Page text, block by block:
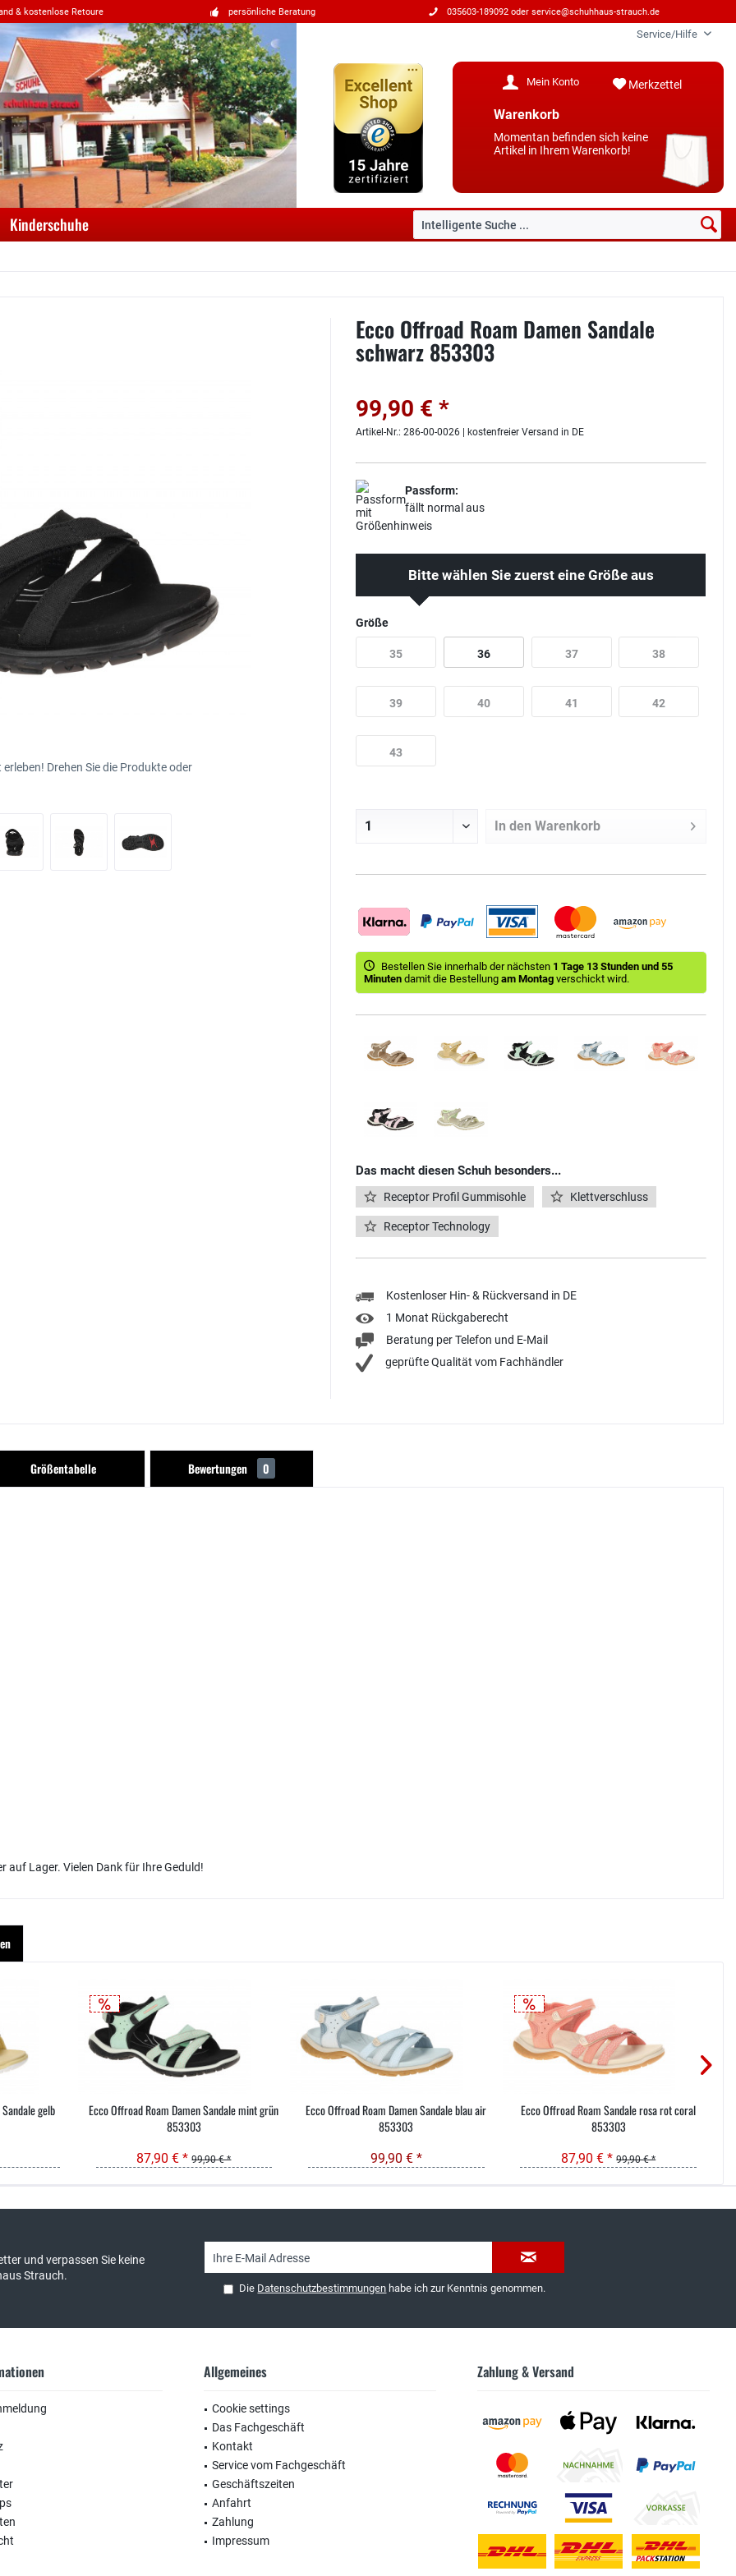
& kostenlose Retoure persönliche Beratung 035603-189092 oder service@schuhhaus-strauch.de
Service/Hilfe
Merkzettel
Mein Konto
Warenkorb
Momentan befinden sich keine
Artikel in Ihrem Warenkorb!
Kinderschuhe
Drehen Sie die Produkte oder
Ecco Offroad Roam Damen Sandale
schwarz 853303
99,90 € *
Artikel-Nr.: 286-00-0026 | kostenfreier Versand in DE
Passform:
fällt normal aus
Bitte wählen Sie zuerst eine Größe aus
Größe
35 36 37 38
39 40 41 42
43
In den Warenkorb
Bestellen Sie innerhalb der nächsten 1 Tage 13 Stunden und 55
Minutendamit die Bestellungam Montag verschickt wird.
Das macht diesen Schuh besonders...
Receptor Profil Gummisohle Klettverschluss
Receptor Technology
Kostenloser Hin- & Rückversand in DE
1 Monat Rückgaberecht
Beratung per Telefon und E-Mail
geprüfte Qualität vom Fachhändler
Größentabelle Bewertungen 0
Lager. Vielen Dank für Ihre Geduld!
gelb
Ecco Offroad Roam Damen Sandale mint grün
853303
87,90 € * 99,90 € *
Ecco Offroad Roam Damen Sandale blau air
853303
99,90 € *
Ecco Offroad Roam Sandale rosa rot coral
853303
87,90 € * 99,90 € *
und verpassen Sie keine
Strauch.
Die Datenschutzbestimmungen habe ich zur Kenntnis genommen.
Allgemeines
Cookie settings
Das Fachgeschäft
Kontakt
Service vom Fachgeschäft
Geschäftszeiten
Anfahrt
Zahlung
Impressum
Zahlung & Versand